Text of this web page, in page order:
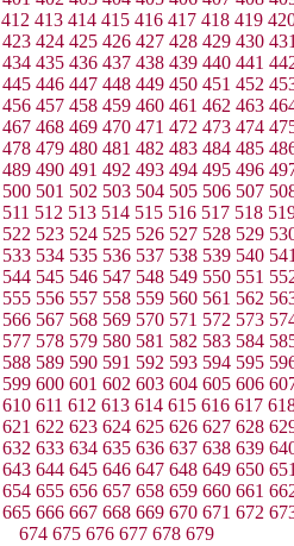
412 413 414 415 416 417 418 419
423 424 425 426 427 428 429 430
434 435 436 437 438 439 440 441
445 446 447 448 449 450 451 452
456 457 458 459 460 461 462 463
467 468 469 470 471 472 473 474
478 479 480 481 482 483 484 485
489 490 491 492 493 494 495 496
500 501 502 503 504 505 506 507
511 512 513 514 515 516 517 518
522 523 524 525 526 527 528 529
533 534 535 536 537 538 539 540
544 545 546 547 548 549 550 551
555 556 557 558 559 560 561 562
566 567 568 569 570 571 572 573
577 578 579 580 581 582 583 584
588 589 590 591 592 593 594 595
599 600 601 602 603 604 605 606
610 611 612 613 614 615 616 617
621 622 623 624 625 626 627 628
632 633 634 635 636 637 638 639
643 644 645 646 647 648 649 650
654 655 656 657 658 659 660 661
665 666 667 668 669 670 671 672
674 675 676 677 678 679